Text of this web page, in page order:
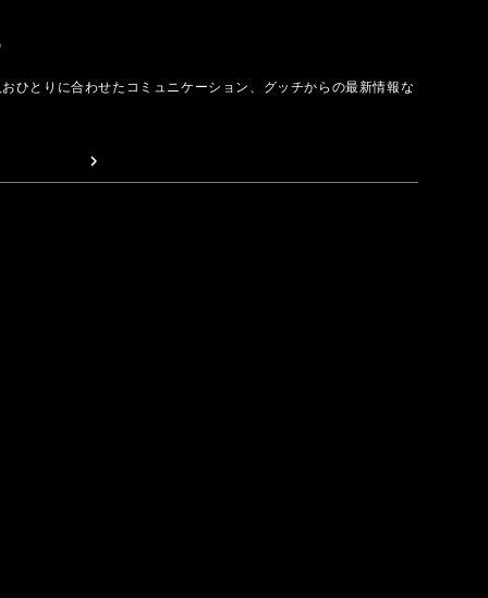
ひとりに合わせたコミュニケーション、グッチからの最新情報な